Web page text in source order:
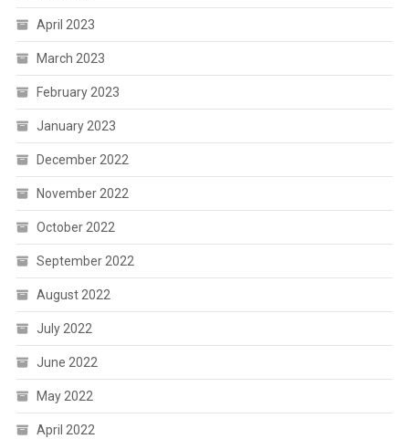
April 2023
March 2023
February 2023
January 2023
December 2022
November 2022
October 2022
September 2022
August 2022
July 2022
June 2022
May 2022
April 2022